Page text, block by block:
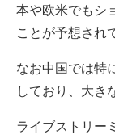
本や欧米でもシ
ことが予想され
なお中国では特
しており、大き
ライブストリー